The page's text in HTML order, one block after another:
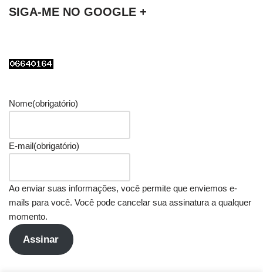
SIGA-ME NO GOOGLE +
Nome(obrigatório)
E-mail(obrigatório)
Ao enviar suas informações, você permite que enviemos e-
mails para você. Você pode cancelar sua assinatura a qualquer
momento.
Assinar